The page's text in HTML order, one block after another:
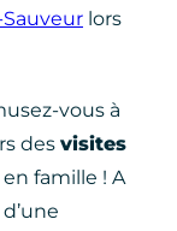
lors
vous à
des visites
famille ! A